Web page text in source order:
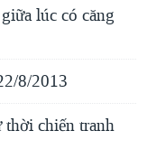
lúc có căng
8/2013
chiến tranh